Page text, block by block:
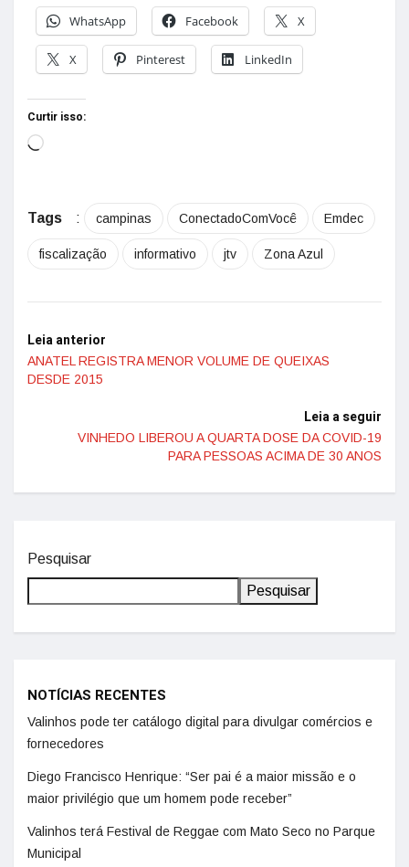
WhatsApp Facebook X
X Pinterest LinkedIn
Curtir isso:
Tags : campinas ConectadoComVocê Emdec
fiscalização informativo jtv Zona Azul
Leia anterior
ANATEL REGISTRA MENOR VOLUME DE QUEIXAS
DESDE 2015
Leia a seguir
VINHEDO LIBEROU A QUARTA DOSE DA COVID-19
PARA PESSOAS ACIMA DE 30 ANOS
Pesquisar
Pesquisar
NOTÍCIAS RECENTES
Valinhos pode ter catálogo digital para divulgar comércios e
fornecedores
Diego Francisco Henrique: “Ser pai é a maior missão e o
maior privilégio que um homem pode receber”
Valinhos terá Festival de Reggae com Mato Seco no Parque
Municipal